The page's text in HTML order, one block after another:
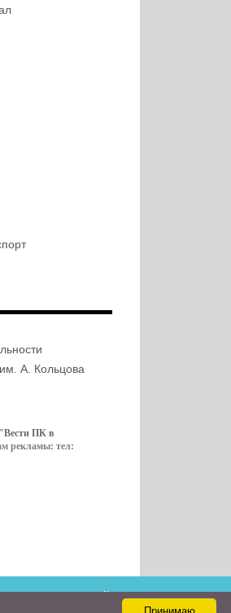
А. Кольцова
"Вести ПК в
рекламы: тел:
Контакты